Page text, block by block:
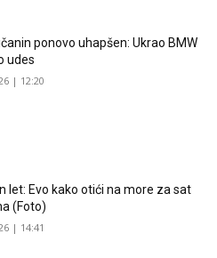
ponovo uhapšen: Ukrao BMW
udes
| 12:20
let: Evo kako otići na more za sat
(Foto)
| 14:41